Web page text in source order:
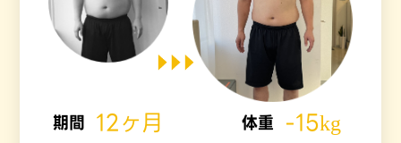
期間 12ヶ月 体重 -15kg